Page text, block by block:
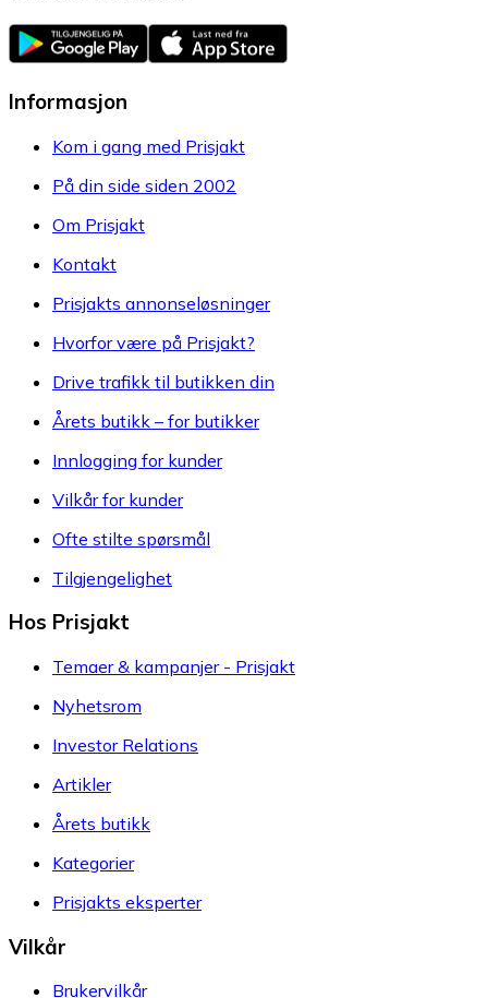
Informasjon
Kom i gang med Prisjakt
På din side siden 2002
Om Prisjakt
Kontakt
Prisjakts annonseløsninger
Hvorfor være på Prisjakt?
Drive trafikk til butikken din
Årets butikk – for butikker
Innlogging for kunder
Vilkår for kunder
Ofte stilte spørsmål
Tilgjengelighet
Hos Prisjakt
Temaer & kampanjer - Prisjakt
Nyhetsrom
Investor Relations
Artikler
Årets butikk
Kategorier
Prisjakts eksperter
Vilkår
Brukervilkår